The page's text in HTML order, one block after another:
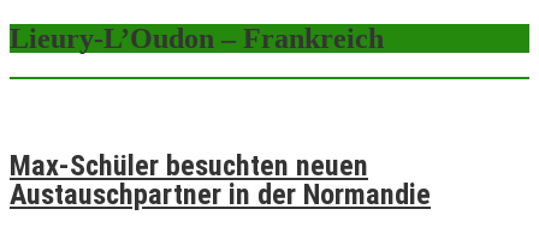
Lieury-L’Oudon – Frankreich
Max-Schüler besuchten neuen
Austauschpartner in der Normandie